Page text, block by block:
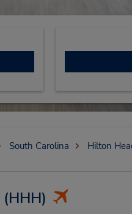
South Carolina Hilton
(HHH)